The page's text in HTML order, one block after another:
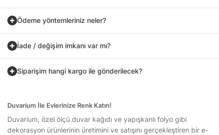
Ödeme yöntemleriniz neler?
İade / değişim imkanı var mı?
Siparişim hangi kargo ile gönderilecek?
Duvarium İle Evlerinize Renk Katın!
Duvarium, özel ölçü duvar kağıdı ve yapışkanlı folyo gibi
dekorasyon ürünlerinin üretimini ve satışını gerçekleştiren bir e-